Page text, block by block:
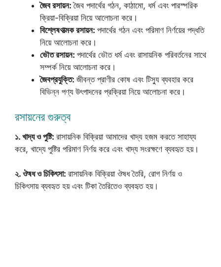
জৈব রসায়ন:জৈব পদার্থের গঠন, কাঠামো, ধর্ম এবং পারস্পরিক
ক্রিয়া-বিক্রিয়া নিয়ে আলোচনা করে।
বিশ্লেষণাত্মক রসায়ন: পদার্থের গঠন এবং পরিমাণ নির্ণয়ের পদ্ধতি
নিয়ে আলোচনা করে।
ভৌত রসায়ন: পদার্থের ভৌত ধর্ম এবং রাসায়নিক পরিবর্তনের সাথে
সম্পর্ক নিয়ে আলোচনা করে।
জৈবপ্রযুক্তি: জীবন্ত প্রাণীর কোষ এবং টিস্যু ব্যবহার করে
বিভিন্ন পণ্য উৎপাদনের প্রক্রিয়া নিয়ে আলোচনা করে।
রসায়নের গুরুত্ব
১. খাদ্য ও পুষ্টি: রাসায়নিক বিক্রিয়া আমাদের খাদ্য হজম করতে সাহায্য
করে, খাদ্যে পুষ্টির পরিমাণ নির্ণয় করে এবং খাদ্য সংরক্ষণে ব্যবহৃত হয়।
২. ঔষধ ও চিকিৎসা: রাসায়নিক বিক্রিয়া ঔষধ তৈরি, রোগ নির্ণয় ও
চিকিৎসায় ব্যবহৃত হয় এবং টিকা তৈরিতেও ব্যবহৃত হয়।